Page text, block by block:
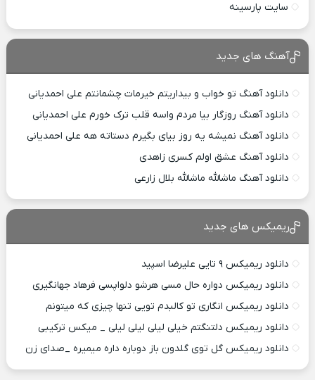
سایت پارسینه
آهنگ های جدید
دانلود آهنگ تو خواب و بیداریتم خیرمات چشمانتم علی احمدیانی
دانلود آهنگ روزگار بیا مردم واسه قلب ترک خورم علی احمدیانی
دانلود آهنگ نمیشه یه روز بیای بگیرم دستاته هه علی احمدیانی
دانلود آهنگ عشق اولم کسری زاهدی
دانلود آهنگ ماشالله ماشالله بلال زارعی
ریمیکس های جدید
دانلود ریمیکس ۹ تایی علیرضا اسپید
دانلود ریمیکس دواره حال مسی هرشو دلواپسی فرهاد جهانگیری
دانلود ریمیکس انگاری تو کالبدم تویی تنها چیزی که میتونم
دانلود ریمیکس دلتنگتم خیلی لیلی لیلی لیلی _ میکس ترکیبی
دانلود ریمیکس گل توی گلدون باز دوباره داره میمیره _صدای زن